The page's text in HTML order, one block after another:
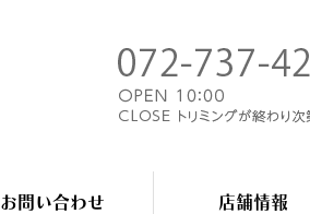
お問い合わせ 店舗情報